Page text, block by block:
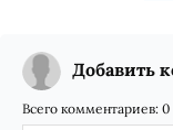
Добавить
Всего комментариев: 0